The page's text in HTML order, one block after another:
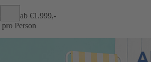
ab €1.999,-
pro Person